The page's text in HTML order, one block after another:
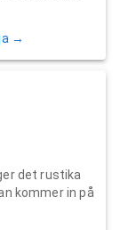
→
det rustika
kommer in på